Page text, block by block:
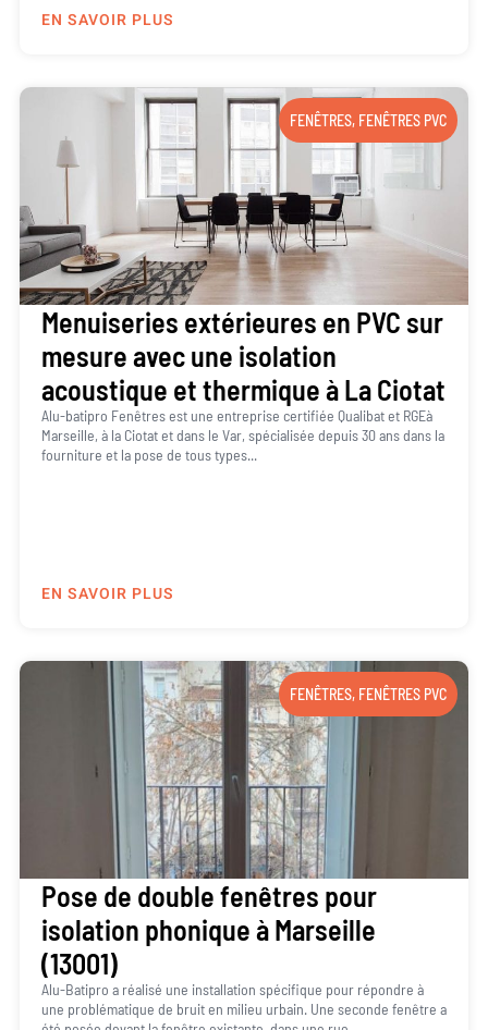
EN SAVOIR PLUS
FENÊTRES, FENÊTRES PVC
Menuiseries extérieures en PVC sur
mesure avec une isolation
acoustique et thermique à La Ciotat
Alu-batipro Fenêtres est une entreprise certifiée Qualibat et RGEà
Marseille, à la Ciotat et dans le Var, spécialisée depuis 30 ans dans la
fourniture et la pose de tous types...
EN SAVOIR PLUS
FENÊTRES, FENÊTRES PVC
Pose de double fenêtres pour
isolation phonique à Marseille
(13001)
Alu-Batipro a réalisé une installation spécifique pour répondre à
une problématique de bruit en milieu urbain. Une seconde fenêtre a